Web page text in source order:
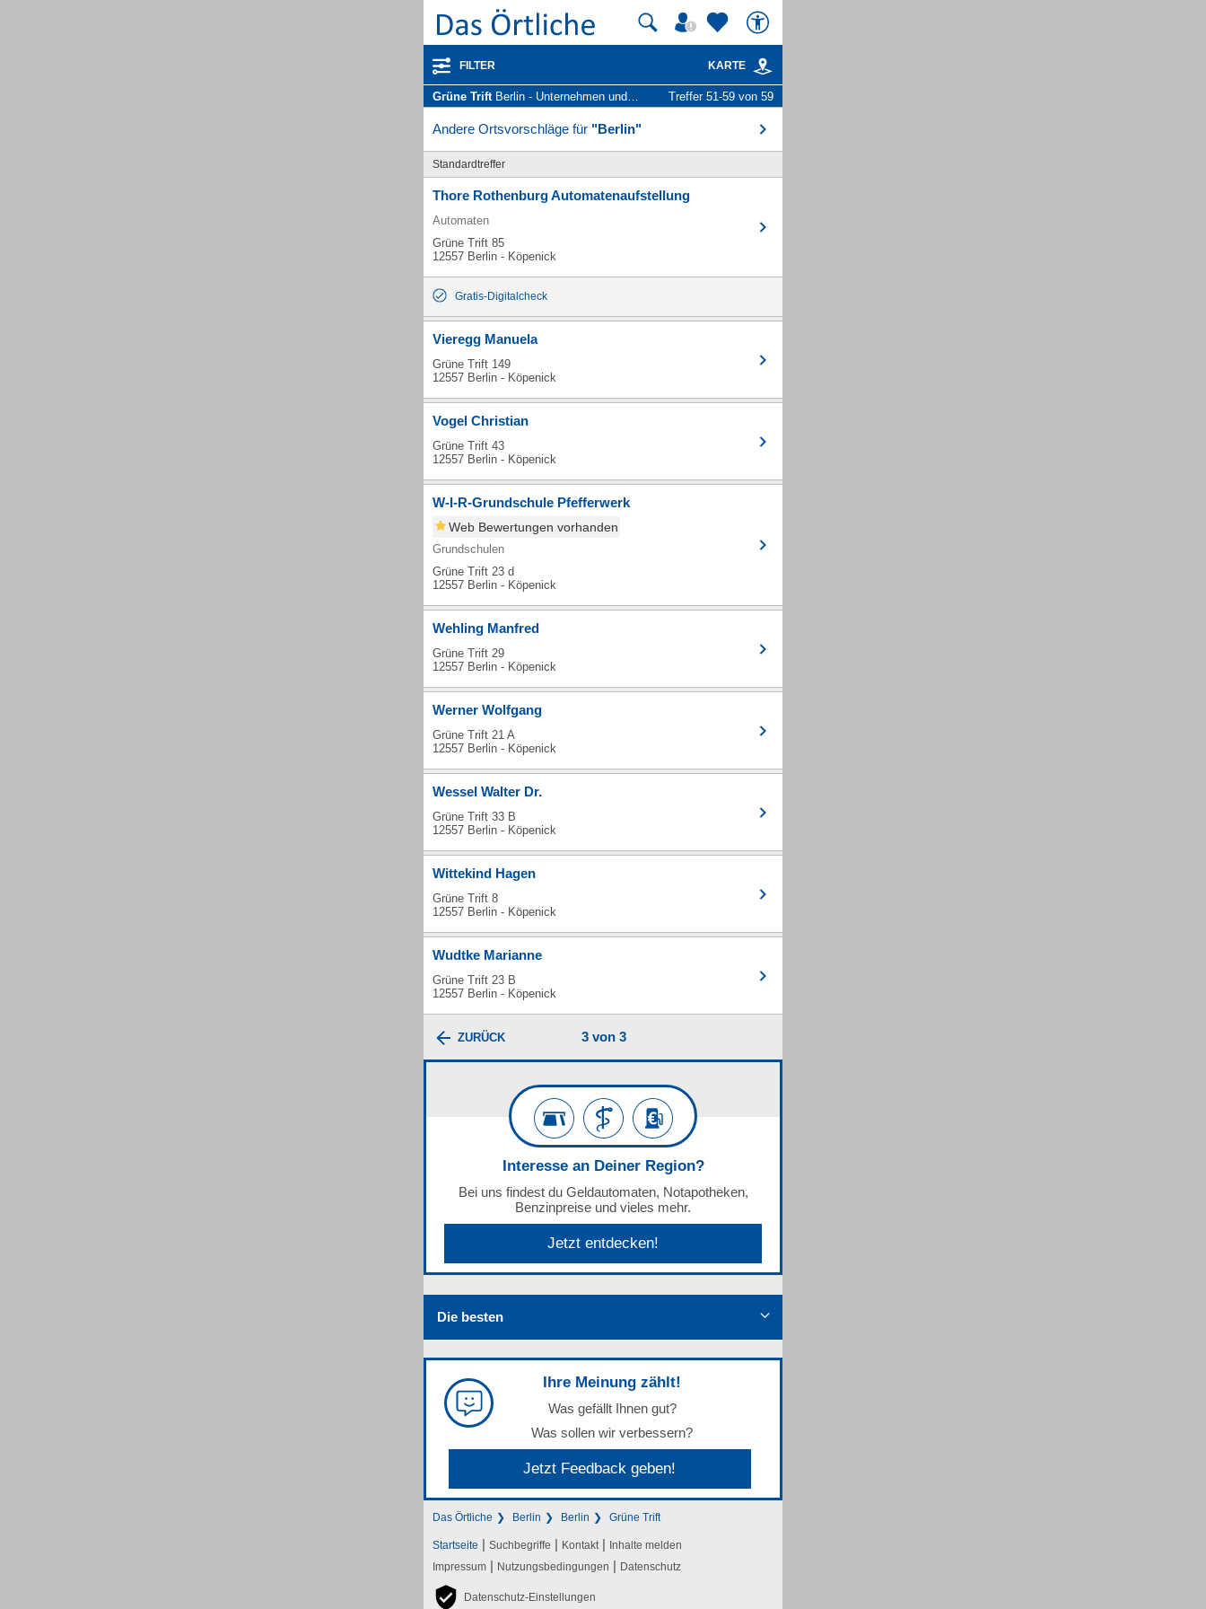
FILTER KARTE
Grüne TriftBerlin - Unternehmen und Personen Treffer 51-59 von 59
Andere Ortsvorschläge für "Berlin"
Standardtreffer
Thore Rothenburg Automatenaufstellung
Automaten
Grüne Trift 85
12557 Berlin - Köpenick
Gratis-Digitalcheck
Vieregg Manuela
Grüne Trift 149
12557 Berlin - Köpenick
Vogel Christian
Grüne Trift 43
12557 Berlin - Köpenick
W-I-R-Grundschule Pfefferwerk
Web Bewertungen vorhanden
Grundschulen
Grüne Trift 23 d
12557 Berlin - Köpenick
Wehling Manfred
Grüne Trift 29
12557 Berlin - Köpenick
Werner Wolfgang
Grüne Trift 21 A
12557 Berlin - Köpenick
Wessel Walter Dr.
Grüne Trift 33 B
12557 Berlin - Köpenick
Wittekind Hagen
Grüne Trift 8
12557 Berlin - Köpenick
Wudtke Marianne
Grüne Trift 23 B
12557 Berlin - Köpenick
ZURÜCK 3 von 3
Interesse an Deiner Region?
Bei uns findest du Geldautomaten, Notapotheken,
Benzinpreise und vieles mehr.
Jetzt entdecken!
Die besten
Ihre Meinung zählt!
Was gefällt Ihnen gut?
Was sollen wir verbessern?
Jetzt Feedback geben!
Das Örtliche Berlin Berlin Grüne Trift
Startseite | Suchbegriffe | Kontakt | Inhalte melden
Impressum | Nutzungsbedingungen | Datenschutz
Datenschutz-Einstellungen